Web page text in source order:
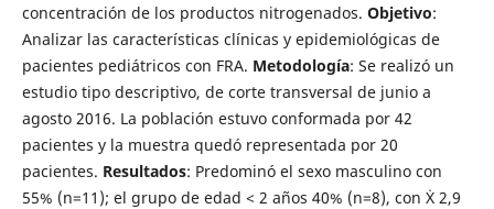
concentración de los productos nitrogenados. Objetivo:
Analizar las características clínicas y epidemiológicas de
pacientes pediátricos con FRA. Metodología: Se realizó un
estudio tipo descriptivo, de corte transversal de junio a
agosto 2016. La población estuvo conformada por 42
pacientes y la muestra quedó representada por 20
pacientes. Resultados: Predominó el sexo masculino con
55% (n=11); el grupo de edad < 2 años 40% (n=8), con Ẋ 2,9